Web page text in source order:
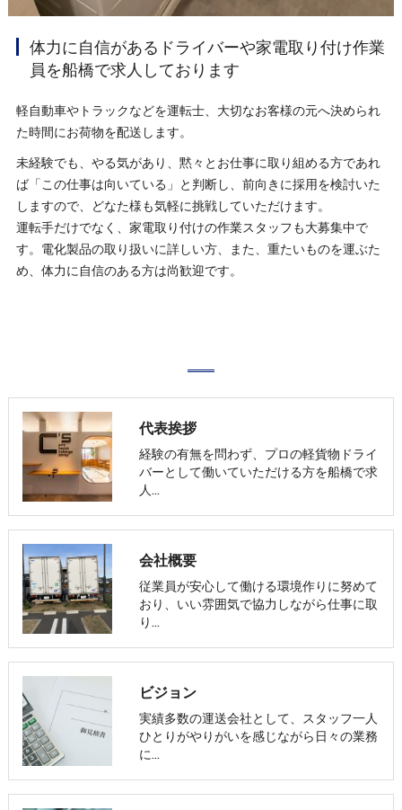
体力に自信があるドライバーや家電取り付け作業
員を船橋で求人しております
軽自動車やトラックなどを運転士、大切なお客様の元へ決められ
た時間にお荷物を配送します。
未経験でも、やる気があり、黙々とお仕事に取り組める方であれ
ば「この仕事は向いている」と判断し、前向きに採用を検討いた
しますので、どなた様も気軽に挑戦していただけます。
運転手だけでなく、家電取り付けの作業スタッフも大募集中で
す。電化製品の取り扱いに詳しい方、また、重たいものを運ぶた
め、体力に自信のある方は尚歓迎です。
代表挨拶
経験の有無を問わず、プロの軽貨物ドライ
バーとして働いていただける方を船橋で求
人…
会社概要
従業員が安心して働ける環境作りに努めて
おり、いい雰囲気で協力しながら仕事に取
り…
ビジョン
実績多数の運送会社として、スタッフ一人
ひとりがやりがいを感じながら日々の業務
に…